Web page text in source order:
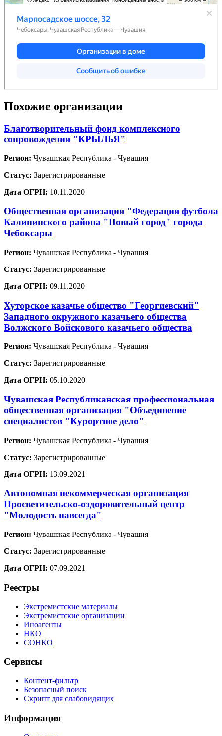
Похожие организации
Благотворительный фонд комплексного
сопровождения "КРЫЛЬЯ"
Регион: Чувашская Республика - Чувашия
Статус: Зарегистрированные
Дата ОГРН: 10.11.2020
Общественная организация "Федерация футбола
Калининского района "Новый город" города
Чебоксары
Регион: Чувашская Республика - Чувашия
Статус: Зарегистрированные
Дата ОГРН: 09.11.2020
Хуторское казачье общество "Георгиевский"
Западного окружного казачьего общества
Волжского Войскового казачьего общества
Регион: Чувашская Республика - Чувашия
Статус: Зарегистрированные
Дата ОГРН: 05.10.2020
Чувашская Республиканская профессиональная
общественная организация "Объединение
специалистов "Курортное дело"
Регион: Чувашская Республика - Чувашия
Статус: Зарегистрированные
Дата ОГРН: 13.09.2021
Автономная некоммерческая организация
Просветительско-оздоровительный центр
"Молодость навсегда"
Регион: Чувашская Республика - Чувашия
Статус: Зарегистрированные
Дата ОГРН: 07.09.2021
Реестры
Экстремистские материалы
Экстремистские организации
Иноагенты
НКО
СОНКО
Сервисы
Контент-фильтр
Безопасный поиск
Скрипт для слабовидящих
Информация